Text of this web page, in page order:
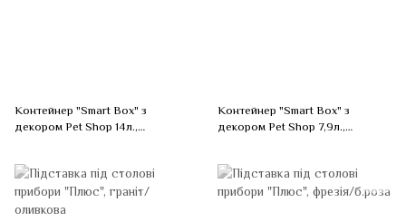
Контейнер "Smart Box" з
декором Pet Shop 14л.,
Контейнер "Smart Box" з
декором Pet Shop 7,9л.,